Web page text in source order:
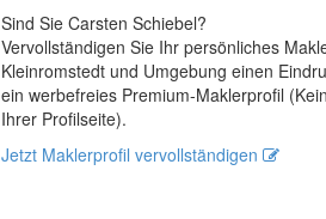
Sind Sie Carsten Schiebel?
Vervollständigen Sie Ihr persönliches
Kleinromstedt und Umgebung einen
ein werbefreies Premium-Maklerprofil
Ihrer Profilseite).
Jetzt Maklerprofil vervollständigen